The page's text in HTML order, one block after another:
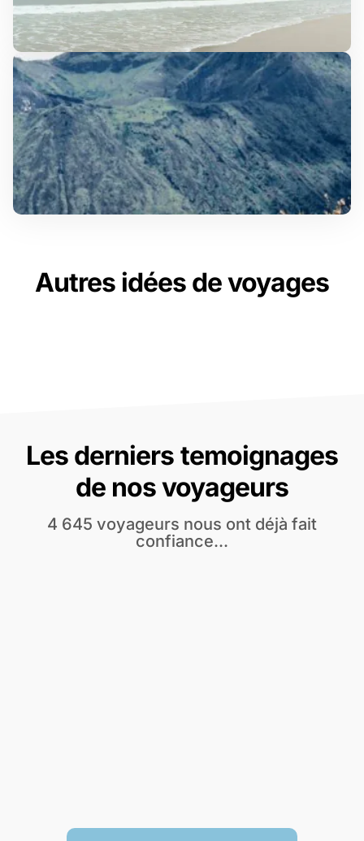
Autres idées de voyages
Les derniers temoignages
de nos voyageurs
4 645 voyageurs nous ont déjà fait
confiance...